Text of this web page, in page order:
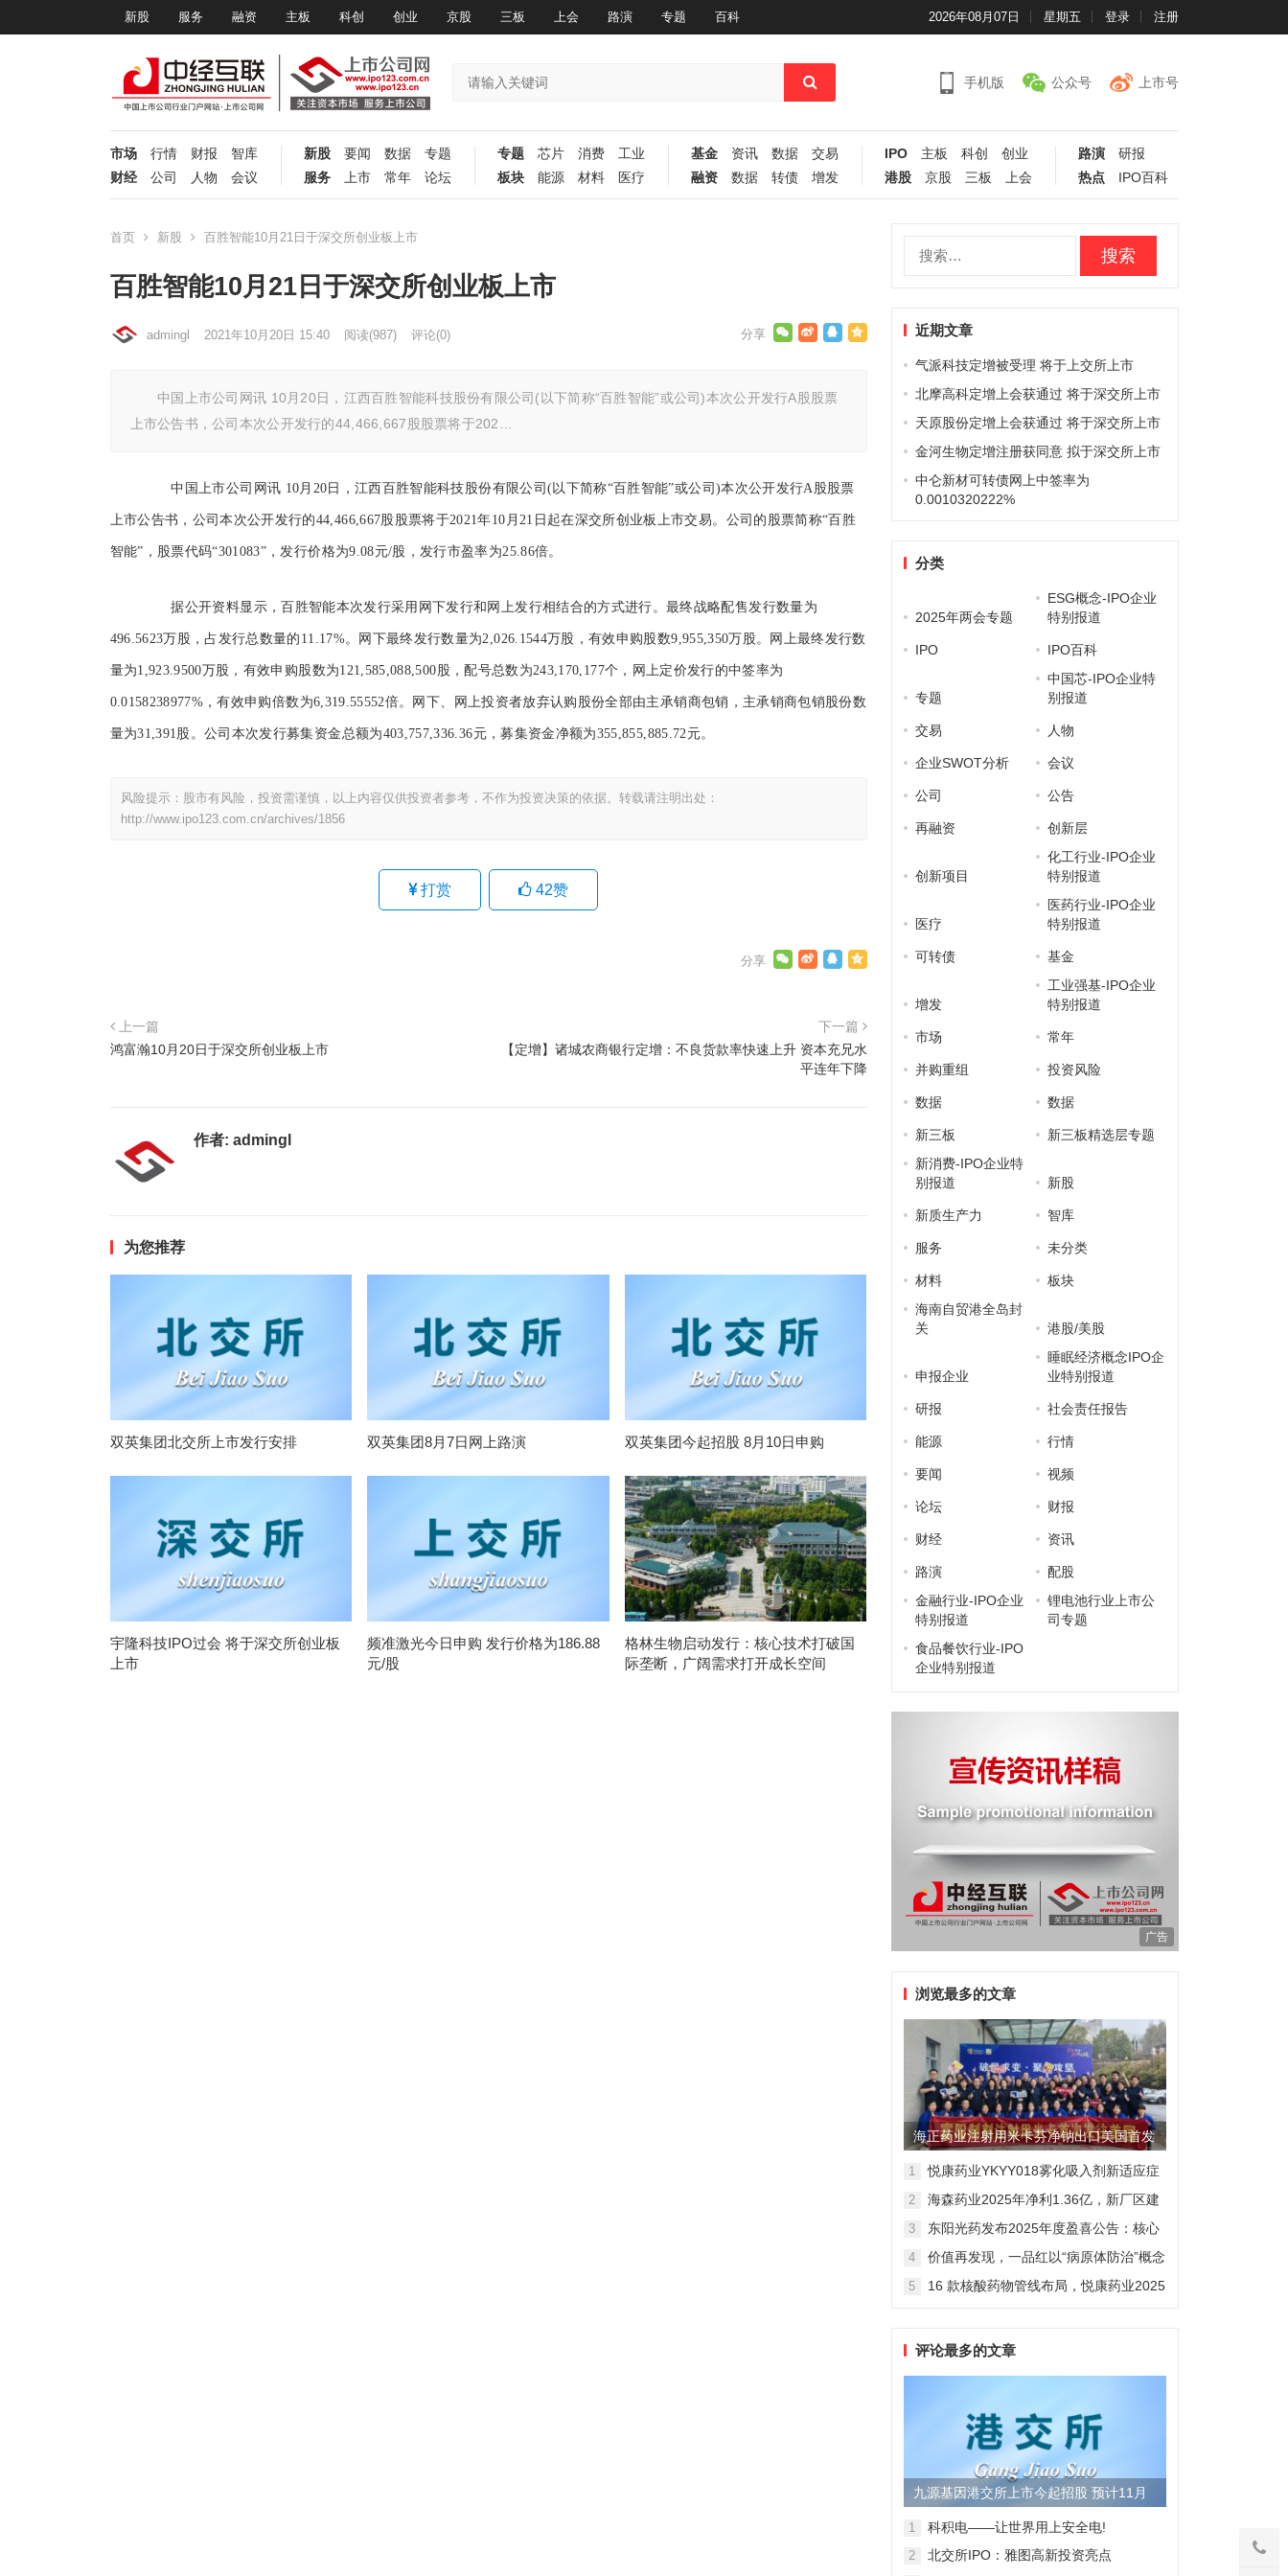
新股 服务 融资 主板 科创 创业 京股 三板 上会 路演 专题 百科 2026年08月07日 星期五 登录 注册
手机版 公众号 上市号
市场 行情 财报
智库
财经
公司 人物 会议
新股 要闻 数据
专题
服务
上市 常年 论坛
专题 芯片 消费
工业
板块
能源 材料 医疗
基金 资讯 数据
交易
融资
数据 转债 增发
IPO 主板 科创
创业
港股
京股 三板 上会
路演
研报
热点
IPO百科
首页 新股 百胜智能10月21日于深交所创业板上市
百胜智能10月21日于深交所创业板上市
admingl 2021年10月20日 15:40 阅读(987) 评论(0)
中国上市公司网讯 10月20日，江西百胜智能科技股份有限公司(以下简称“百胜智能”或公司)本次公开发行A股股票
上市公告书，公司本次公开发行的44,466,667股股票将于202…
中国上市公司网讯 10月20日，江西百胜智能科技股份有限公司(以下简称“百胜智能”或公司)本次公开发行A股股票
上市公告书，公司本次公开发行的44,466,667股股票将于2021年10月21日起在深交所创业板上市交易。公司的股票简称“百胜
智能”，股票代码“301083”，发行价格为9.08元/股，发行市盈率为25.86倍。
据公开资料显示，百胜智能本次发行采用网下发行和网上发行相结合的方式进行。最终战略配售发行数量为
496.5623万股，占发行总数量的11.17%。网下最终发行数量为2,026.1544万股，有效申购股数9,955,350万股。网上最终发行数
量为1,923.9500万股，有效申购股数为121,585,088,500股，配号总数为243,170,177个，网上定价发行的中签率为
0.0158238977%，有效申购倍数为6,319.55552倍。网下、网上投资者放弃认购股份全部由主承销商包销，主承销商包销股份数
量为31,391股。公司本次发行募集资金总额为403,757,336.36元，募集资金净额为355,855,885.72元。
风险提示：股市有风险，投资需谨慎，以上内容仅供投资者参考，不作为投资决策的依据。转载请注明出处：
http://www.ipo123.com.cn/archives/1856
打赏 42赞
上一篇
鸿富瀚10月20日于深交所创业板上市
下一篇
【定增】诸城农商银行定增：不良货款率快速上升 资本充兄水
平连年下降
作者: admingl
为您推荐
双英集团北交所上市发行安排 双英集团8月7日网上路演 双英集团今起招股 8月10日申购
宇隆科技IPO过会 将于深交所创业板
上市
频准激光今日申购 发行价格为186.88
元/股
格林生物启动发行：核心技术打破国
际垄断，广阔需求打开成长空间
近期文章
气派科技定增被受理 将于上交所上市
北摩高科定增上会获通过 将于深交所上市
天原股份定增上会获通过 将于深交所上市
金河生物定增注册获同意 拟于深交所上市
中仑新材可转债网上中签率为
0.0010320222%
分类
2025年两会专题
ESG概念-IPO企业
特别报道
IPO IPO百科
专题
中国芯-IPO企业特
别报道
交易 人物
企业SWOT分析 会议
公司 公告
再融资 创新层
创新项目
化工行业-IPO企业
特别报道
医疗
医药行业-IPO企业
特别报道
可转债 基金
增发
工业强基-IPO企业
特别报道
市场 常年
并购重组 投资风险
数据 数据
新三板
新三板精选层专题
新消费-IPO企业特
别报道
新股
新质生产力 智库
服务 未分类
材料
板块
海南自贸港全岛封
关
港股/美股
申报企业
睡眠经济概念IPO企
业特别报道
研报 社会责任报告
能源 行情
要闻 视频
论坛 财报
财经 资讯
路演
配股
金融行业-IPO企业
特别报道
锂电池行业上市公
司专题
食品餐饮行业-IPO
企业特别报道
广告
浏览最多的文章
海正药业注射用米卡芬净钠出口美国首发
制剂全球化迈出关键一步
1
悦康药业YKYY018雾化吸入剂新适应症
感染防治
2
海森药业2025年净利1.36亿，新厂区建
3
东阳光药发布2025年度盈喜公告：核心
维度
4
价值再发现，一品红以“病原体防治”概念
5
16 款核酸药物管线布局，悦康药业2025
评论最多的文章
九源基因港交所上市今起招股 预计11月
28日上市
1 科积电——让世界用上安全电!
2
北交所IPO：雅图高新投资亮点